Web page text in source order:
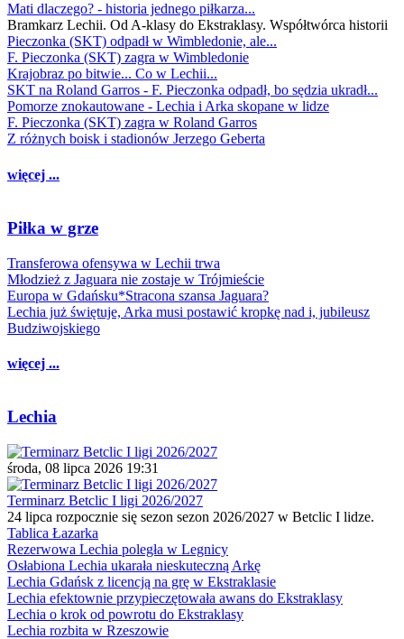
Mati dlaczego? - historia jednego piłkarza...
Bramkarz Lechii. Od A-klasy do Ekstraklasy. Współtwórca historii
Pieczonka (SKT) odpadł w Wimbledonie, ale...
F. Pieczonka (SKT) zagra w Wimbledonie
Krajobraz po bitwie... Co w Lechii...
SKT na Roland Garros - F. Pieczonka odpadł, bo sędzia ukradł...
Pomorze znokautowane - Lechia i Arka skopane w lidze
F. Pieczonka (SKT) zagra w Roland Garros
Z różnych boisk i stadionów Jerzego Geberta
więcej ...
Piłka w grze
Transferowa ofensywa w Lechii trwa
Młodzież z Jaguara nie zostaje w Trójmieście
Europa w Gdańsku*Stracona szansa Jaguara?
Lechia już świętuje, Arka musi postawić kropkę nad i, jubileusz
Budziwojskiego
więcej ...
Lechia
środa, 08 lipca 2026 19:31
Terminarz Betclic I ligi 2026/2027
24 lipca rozpocznie się sezon sezon 2026/2027 w Betclic I lidze.
Tablica Łazarka
Rezerwowa Lechia poległa w Legnicy
Osłabiona Lechia ukarała nieskuteczną Arkę
Lechia Gdańsk z licencją na grę w Ekstraklasie
Lechia efektownie przypieczętowała awans do Ekstraklasy
Lechia o krok od powrotu do Ekstraklasy
Lechia rozbita w Rzeszowie